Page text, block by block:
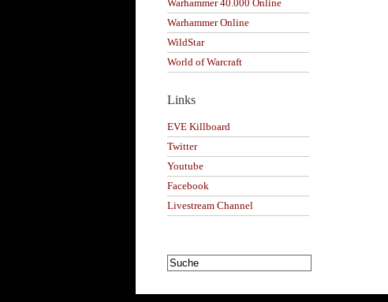
Warhammer 40.000 Online
Warhammer Online
WildStar
World of Warcraft
Links
EVE Killboard
Twitter
Youtube
Facebook
Livestream Channel